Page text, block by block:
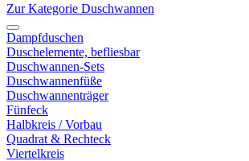
Zur Kategorie Duschwannen
Dampfduschen
Duschelemente, befliesbar
Duschwannen-Sets
Duschwannenfüße
Duschwannenträger
Fünfeck
Halbkreis / Vorbau
Quadrat & Rechteck
Viertelkreis